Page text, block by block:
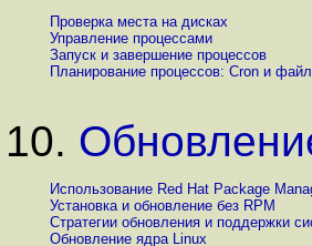
Проверка места на дисках
Управление процессами
Запуск и завершение процессов
Планирование процессов: Cron и
10.
Использование Red Hat Package
Установка и обновление без RPM
Стратегии обновления и поддержки
Обновление ядра Linux